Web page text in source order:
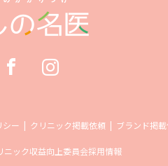
シー クリニック掲載依頼 ブランド掲
ニック収益向上委員会採用情報